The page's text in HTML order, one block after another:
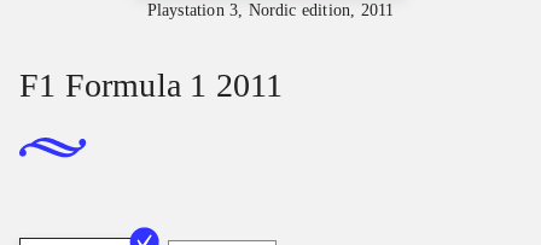
Playstation 3, Nordic edition, 2011
F1 Formula 1 2011